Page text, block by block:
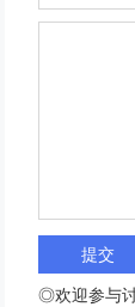
◎欢迎参与